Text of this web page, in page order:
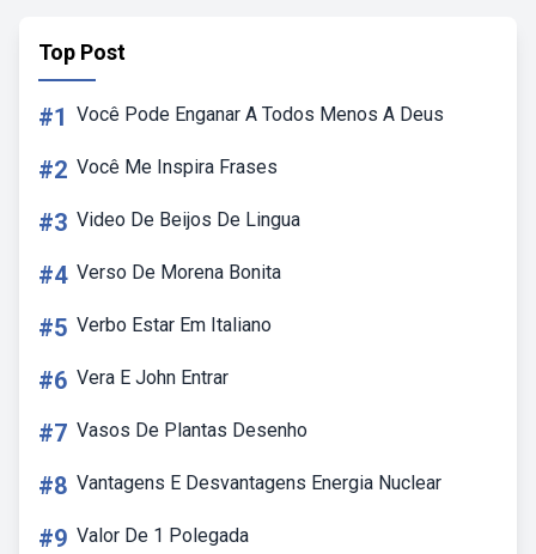
Top Post
#1 Você Pode Enganar A Todos Menos A Deus
#2 Você Me Inspira Frases
#3 Video De Beijos De Lingua
#4 Verso De Morena Bonita
#5 Verbo Estar Em Italiano
#6 Vera E John Entrar
#7 Vasos De Plantas Desenho
#8 Vantagens E Desvantagens Energia Nuclear
#9 Valor De 1 Polegada